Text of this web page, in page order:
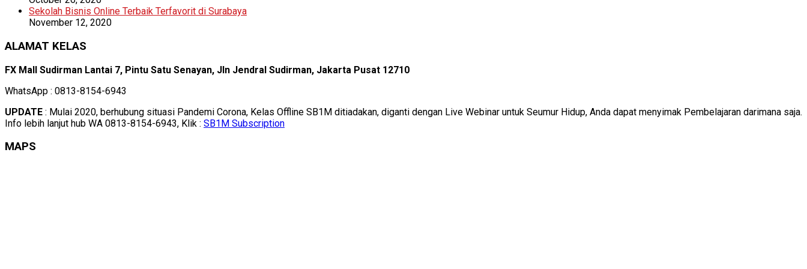
Sekolah Bisnis Online Terbaik Terfavorit di Surabaya
November 12, 2020
ALAMAT KELAS
FX Mall Sudirman Lantai 7, Pintu Satu Senayan, Jln Jendral Sudirman, Jakarta Pusat 12710
WhatsApp : 0813-8154-6943
UPDATE : Mulai 2020, berhubung situasi Pandemi Corona, Kelas Offline SB1M ditiadakan, diganti dengan Live Webinar untuk Seumur Hidup, Anda dapat menyimak Pembelajaran darimana saja.
Info lebih lanjut hub WA 0813-8154-6943, Klik : SB1M Subscription
MAPS